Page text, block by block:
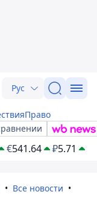
Рус
Право
€541.64 ₽5.71
Все новости